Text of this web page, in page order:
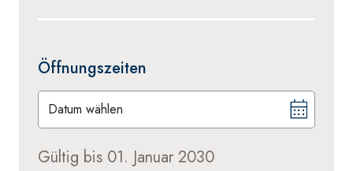
Öffnungszeiten
Datum wählen
Gültig bis 01. Januar 2030